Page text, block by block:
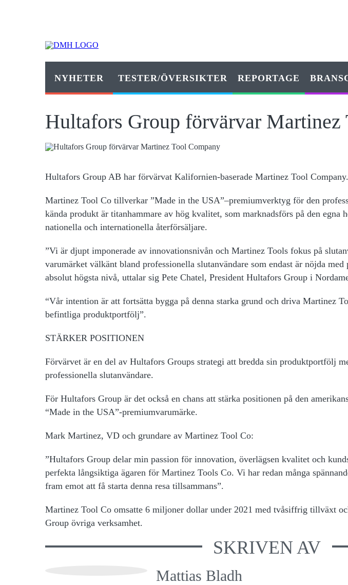
NYHETER TESTER/ÖVERSIKTER REPORTAGE
Hultafors Group förvärvar Martinez
Hultafors Group AB har förvärvat Kalifornien-baserade Martinez Tool Company.
Martinez Tool Co tillverkar ”Made in the USA”–premiumverktyg för den
kända produkt är titanhammare av hög kvalitet, som marknadsförs på den egna
nationella och internationella återförsäljare.
”Vi är djupt imponerade av innovationsnivån och Martinez Tools fokus på
varumärket välkänt bland professionella slutanvändare som endast är nöjda
absolut högsta nivå, uttalar sig Pete Chatel, President Hultafors Group i
“Vår intention är att fortsätta bygga på denna starka grund och driva Martinez
befintliga produktportfölj”.
STÄRKER POSITIONEN
Förvärvet är en del av Hultafors Groups strategi att bredda sin produktportfölj
professionella slutanvändare.
För Hultafors Group är det också en chans att stärka positionen på den
“Made in the USA”-premiumvarumärke.
Mark Martinez, VD och grundare av Martinez Tool Co:
”Hultafors Group delar min passion för innovation, överlägsen kvalitet och
perfekta långsiktiga ägaren för Martinez Tools Co. Vi har redan många
fram emot att få starta denna resa tillsammans”.
Martinez Tool Co omsatte 6 miljoner dollar under 2021 med tvåsiffrig tillväxt
Group övriga verksamhet.
SKRIVEN AV
Mattias Bladh